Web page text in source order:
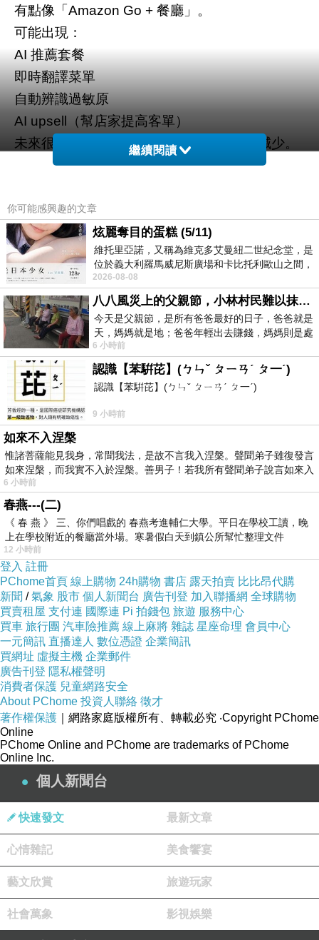
有點像「Amazon Go + 餐廳」。
可能出現：
AI 推薦套餐
即時翻譯菜單
自動辨識過敏原
AI upsell
（幫店家提高客單）
未來很多平價餐廳，櫃台人力可能會大量減少。
理
最容易被AI 機器人取代的：
炸物
飲料
麵類
烤肉
咖啡
配菜
因為這些：
動作重複
容錯率低
SOP明確
例如：
自動炒鍋
AI 火候控制
自動擺盤
視覺辨識熟度
未來大型連鎖店會很像：「中央AI廚房+門市
加熱組裝」
真正現場「從零開始料理」的比例可能下降。
3.「餐廳像數據公司」：
AI最強的其實不是聊天，而是：
預測需求
控制成本
優化供應鏈
例如：
今天下雨→熱湯需求增加
演唱會散場
深夜客流暴增
原料快過期
自動推促銷
未來餐廳會大量使用：
動態定價
AI備料
繼續閱讀
你可能感興趣的文章
炫麗奪目的蛋糕 (5/11)
維托里亞諾，又稱為維克多艾曼紐二世紀念堂，是
位於義大利羅馬威尼斯廣場和卡比托利歐山之間，
用以紀念統一義大利統一後的的第一位國
2026-08-08
八八風災上的父親節，小林村民難以抹滅的痛
今天是父親節，是所有爸爸最好的日子，爸爸就是
天，媽媽就是地；爸爸年輕出去賺錢，媽媽則是處
理家務，職業不分高低貴賤，只有人品才
6 小時前
認識【苯騈芘】(ㄅㄣˇ ㄆㄧㄢˊ ㄆ一ˊ)
認識【苯騈芘】(ㄅㄣˇ ㄆㄧㄢˊ ㄆ一ˊ)
9 小時前
如來不入涅槃
惟諸菩薩能見我身，常聞我法，是故不言我入涅槃。聲聞弟子雖復發言
如來涅槃，而我實不入於涅槃。善男子！若我所有聲聞弟子說言如來入
6 小時前
春燕---(二)
《 春 燕 》 三、你們唱戲的 春燕考進輔仁大學。平日在學校工讀，晚
上在學校附近的餐廳當外場。寒暑假白天到鎮公所幫忙整理文件
12 小時前
登入 註冊
PChome首頁 線上購物 24h購物 書店 露天拍賣 比比昂代購
新聞 /氣象 股市 個人新聞台 廣告刊登 加入聯播網 全球購物
買賣租屋 支付連 國際連 Pi 拍錢包 旅遊 服務中心
買車 旅行團 汽車險推薦 線上麻將 雜誌 星座命理 會員中心
一元簡訊 直播達人 數位憑證 企業簡訊
買網址 虛擬主機 企業郵件
廣告刊登 隱私權聲明
消費者保護 兒童網路安全
About PChome 投資人聯絡 徵才
著作權保護 ｜網路家庭版權所有、轉載必究 ‧Copyright PChome
Online
PChome Online and PChome are trademarks of PChome
Online Inc.
個人新聞台
快速發文 最新文章
心情雜記 美食饗宴
藝文欣賞 旅遊玩家
社會萬象 影視娛樂